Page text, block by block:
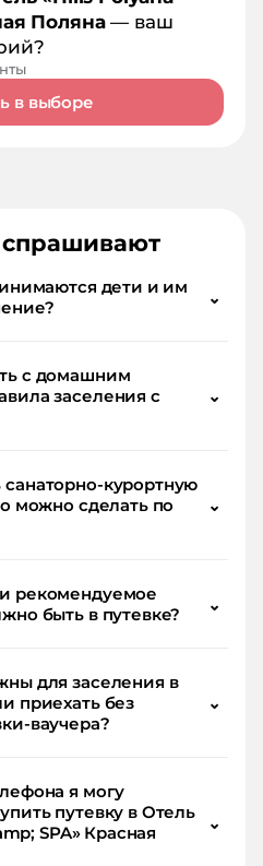
Поляна— ваш
в выборе
дети и им
⌄
с домашним
заселения с
⌄
курортную
можно сделать по
⌄
рекомендуемое
быть в путевке?
⌄
для заселения в
приехать без
ваучера?
⌄
я могу
путевку в Отель
SPA» Красная
⌄